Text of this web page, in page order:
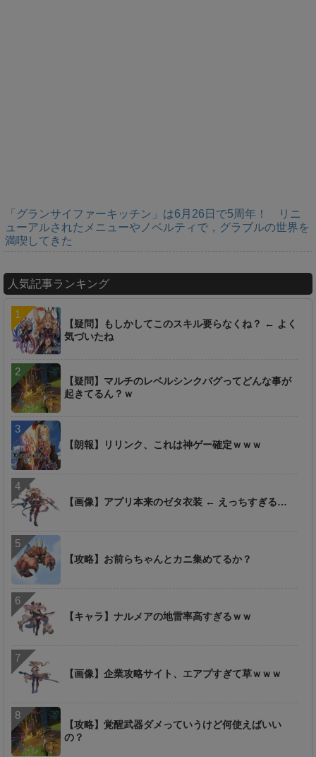
「グランサイファーキッチン」は6月26日で5周年！ リニ
ューアルされたメニューやノベルティで，グラブルの世界を
満喫してきた
人気記事ランキング
【疑問】もしかしてこのスキル要らなくね？ ← よく
気づいたね
【疑問】マルチのレベルシンクバグってどんな事が
起きてるん？ｗ
【朗報】リリンク、これは神ゲー確定ｗｗｗ
【画像】アプリ本来のゼタ衣装 ← えっちすぎる…
【攻略】お前らちゃんとカニ集めてるか？
【キャラ】ナルメアの地雷率高すぎるｗｗ
【画像】企業攻略サイト、エアプすぎて草ｗｗｗ
【攻略】覚醒武器ダメっていうけど何使えばいい
の？